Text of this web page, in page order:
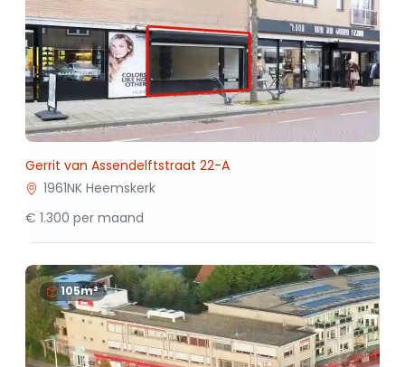
Gerrit van Assendelftstraat 22-A
1961NK Heemskerk
€ 1.300 per maand
105m²